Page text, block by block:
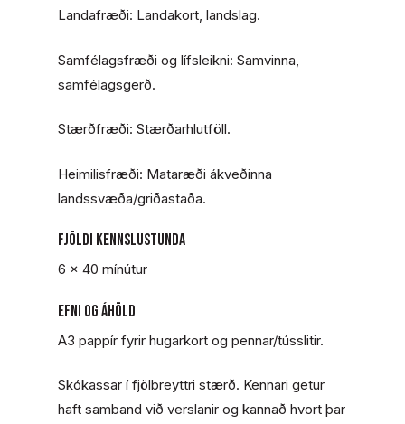
Landafræði: Landakort, landslag.
Samfélagsfræði og lífsleikni: Samvinna,
samfélagsgerð.
Stærðfræði: Stærðarhlutföll.
Heimilisfræði: Mataræði ákveðinna
landssvæða/griðastaða.
FJÖLDI KENNSLUSTUNDA
6 x 40 mínútur
EFNI OG ÁHÖLD
A3 pappír fyrir hugarkort og pennar/tússlitir.
Skókassar í fjölbreyttri stærð. Kennari getur
haft samband við verslanir og kannað hvort þar